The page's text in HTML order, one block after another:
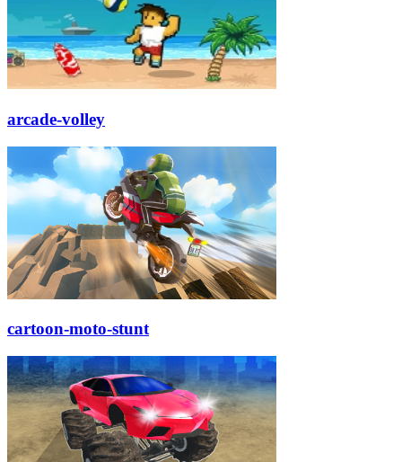
arcade-volley
cartoon-moto-stunt